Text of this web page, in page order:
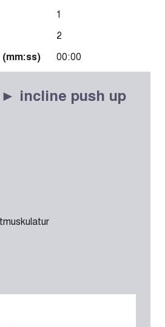
1
2
00:00
incline push up